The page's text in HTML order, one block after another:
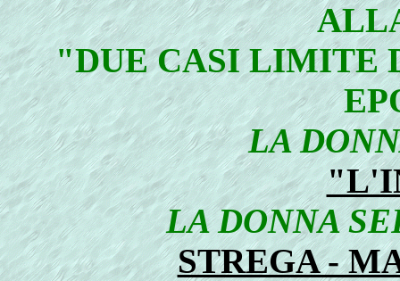
"DUE CASI LIMITE
LA
LA DONNA
STREGA -